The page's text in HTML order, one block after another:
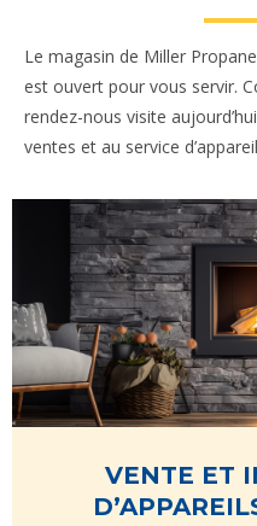
Le magasin de Miller
est ouvert pour vous servir.
rendez-nous visite
ventes et au service
VENTE ET